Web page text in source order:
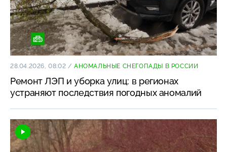
28.04.2026, 08:02 /АНОМАЛЬНЫЕ СНЕГОПАДЫ В РОССИИ
Ремонт ЛЭП и уборка улиц: в регионах
устраняют последствия погодных аномалий